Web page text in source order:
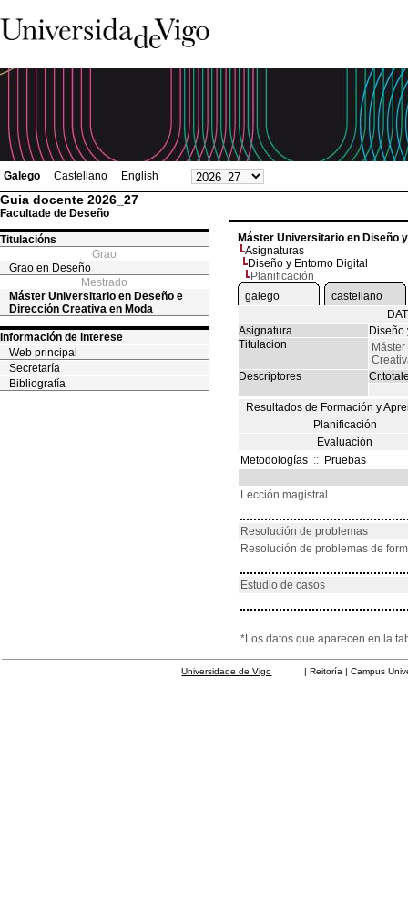
Galego Castellano English
Guia docente 2026_27
Facultade de Deseño
Titulacións
Grao
Grao en Deseño
Mestrado
Máster Universitario en Deseño e
Dirección Creativa en Moda
Información de interese
Web principal
Secretaría
Bibliografía
Máster Universitario en Diseño
Asignaturas
Diseño y Entorno Digital
Planificación
galego
castellano
Asignatura
Diseño
Titulacion
Descriptores
Resultados de Formación y
Planificación
Evaluación
Metodologías :: Pruebas
Lección magistral
Resolución de problemas
Resolución de problemas de
Estudio de casos
*Los datos que aparecen en la
Universidade de Vigo | Reitoría | Campus